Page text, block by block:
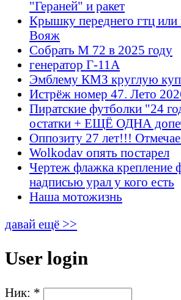
"Гераней" и ракет
Крышку переднего гтц или
Вояж
Собрать М 72 в 2025 году
генератор Г-11А
Эмблему КМЗ круглую
Истрёж номер 47. Лето
Пиратские футболки "24
остатки + ЕЩЁ ОДНА
Оппозиту 27 лет!!!
Wolkodav опять постарел
Чертеж флажка крепление
надписью урал у кого есть
Наша мотожизнь
давай ещё >>
User login
Ник: *